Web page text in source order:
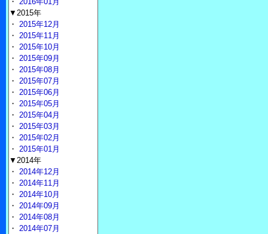
▼2015年
・ 2015年12月
・ 2015年11月
・ 2015年10月
・ 2015年09月
・ 2015年08月
・ 2015年07月
・ 2015年06月
・ 2015年05月
・ 2015年04月
・ 2015年03月
・ 2015年02月
・ 2015年01月
▼2014年
・ 2014年12月
・ 2014年11月
・ 2014年10月
・ 2014年09月
・ 2014年08月
・ 2014年07月